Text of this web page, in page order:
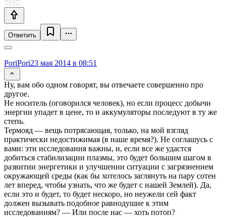
Ответить
PoriPori23 мая 2014 в 08:51
Ну, вам обо одном говорят, вы отвечаете совершенно про
другое.
Не носитель (оговорился человек), но если процесс добычи
энергии упадет в цене, то и аккумуляторы последуют в ту же
степь.
Термояд — вещь потрясающая, только, на мой взгляд
практически недостижимая (в наше время?). Не соглашусь с
вами: эти исследования важны, и, если все же удастся
добиться стабилизации плазмы, это будет большим шагом в
развитии энергетики и улучшении ситуации с загрязнением
окружающей среды (как бы хотелось заглянуть на пару сотен
лет вперед, чтобы узнать, что же будет с нашей Землей). Да,
если это и будет, то будет нескоро, но неужели сей факт
должен вызывать подобное равнодушие к этим
исследованиям? — Или после нас — хоть потоп?